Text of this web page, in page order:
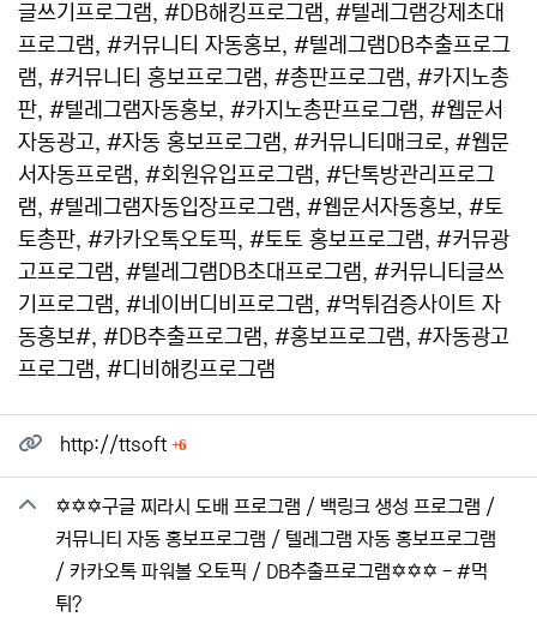
글쓰기프로그램, #DB해킹프로그램, #텔레그램강제초대
프로그램, #커뮤니티 자동홍보, #텔레그램DB추출프로그
램, #커뮤니티 홍보프로그램, #총판프로그램, #카지노총
판, #텔레그램자동홍보, #카지노총판프로그램, #웹문서
자동광고, #자동 홍보프로그램, #커뮤니티매크로, #웹문
서자동프로램, #회원유입프로그램, #단톡방관리프로그
램, #텔레그램자동입장프로그램, #웹문서자동홍보, #토
토총판, #카카오톡오토픽, #토토 홍보프로그램, #커뮤광
고프로그램, #텔레그램DB초대프로그램, #커뮤니티글쓰
기프로그램, #네이버디비프로그램, #먹튀검증사이트 자
동홍보#, #DB추출프로그램, #홍보프로그램, #자동광고
프로그램, #디비해킹프로그램
관련자료http://ttsoft 6회 연결
✡️✡️✡️구글 찌라시 도배 프로그램 / 백링크 생성 프로그램 /
커뮤니티 자동 홍보프로그램 / 텔레그램 자동 홍보프로그램
/ 카카오톡 파워볼 오토픽 / DB추출프로그램✡️✡️✡️ - #먹
튀?